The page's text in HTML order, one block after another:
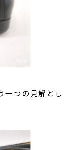
一つの見解とし